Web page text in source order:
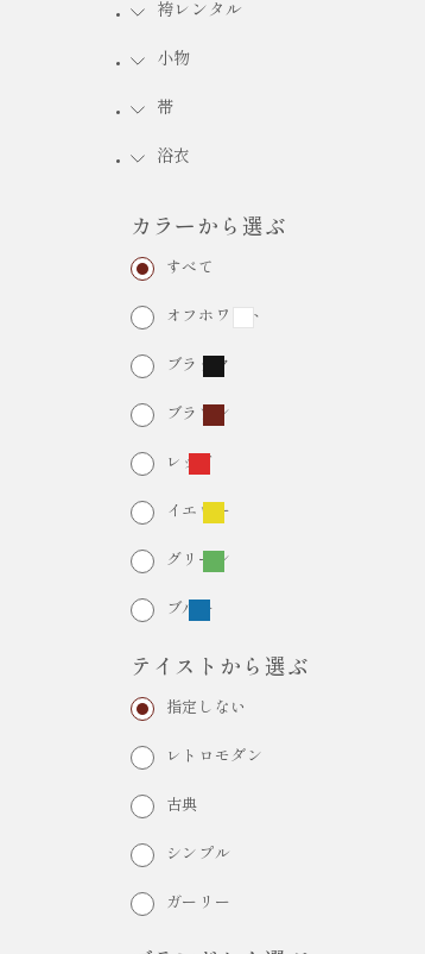
振袖レンタル
袴レンタル
小物
帯
浴衣
カラーから選ぶ
すべて
オフホワイト
ブラック
ブラウン
レッド
イエロー
グリーン
ブルー
テイストから選ぶ
指定しない
レトロモダン
古典
シンプル
ガーリー